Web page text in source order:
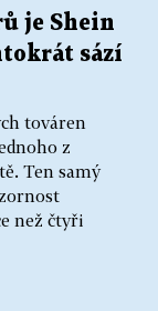
je Shein
sází
továren
z
Ten samý
než čtyři